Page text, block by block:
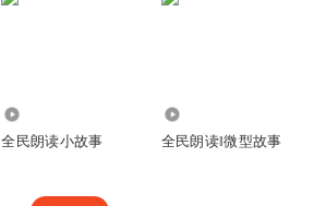
全民朗读小故事 全民朗读‖微型故事